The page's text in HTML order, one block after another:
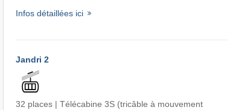
Infos détaillées ici
Jandri 2
32 places | Télécabine 3S (tricâble à mouvement